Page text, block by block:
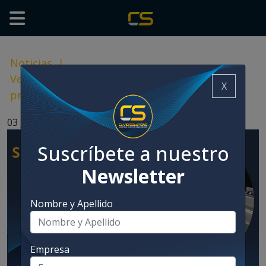
Noticias |
Ventajas de incorporar un sistema buffer
previo al paletizado
03 junio, 2025
X
Suscríbete a nuestro
Newsletter
Nombre y Apellido
Empresa